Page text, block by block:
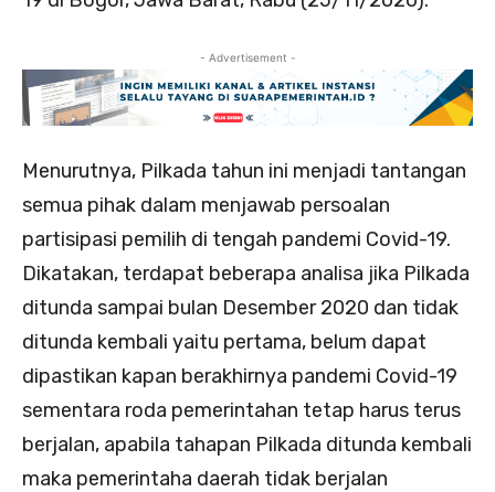
- Advertisement -
Menurutnya, Pilkada tahun ini menjadi tantangan
semua pihak dalam menjawab persoalan
partisipasi pemilih di tengah pandemi Covid-19.
Dikatakan, terdapat beberapa analisa jika Pilkada
ditunda sampai bulan Desember 2020 dan tidak
ditunda kembali yaitu pertama, belum dapat
dipastikan kapan berakhirnya pandemi Covid-19
sementara roda pemerintahan tetap harus terus
berjalan, apabila tahapan Pilkada ditunda kembali
maka pemerintaha daerah tidak berjalan